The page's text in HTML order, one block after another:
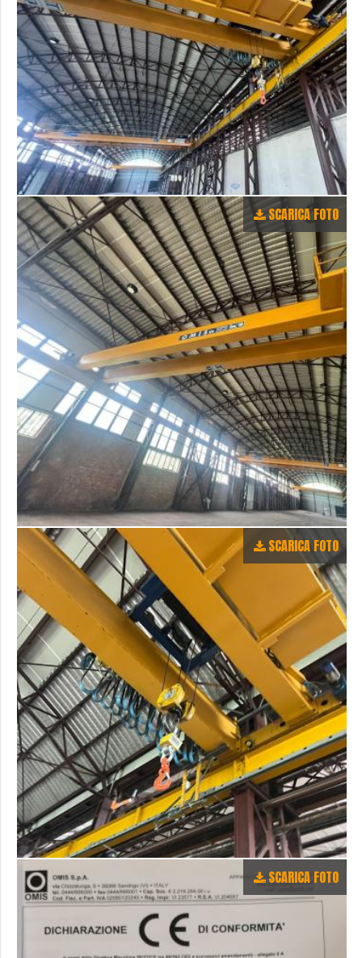
SCARICA FOTO
SCARICA FOTO
SCARICA FOTO